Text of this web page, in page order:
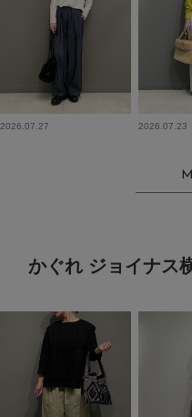
2026.07.27 2026.07.23
かぐれ ジョイナス